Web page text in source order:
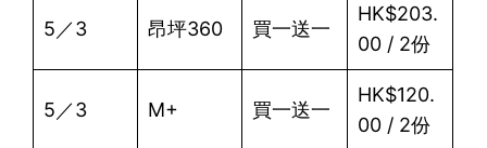
5／3 昂坪360 買一送一
HK$203.
00 / 2份
5／3 M+ 買一送一
HK$120.
00 / 2份